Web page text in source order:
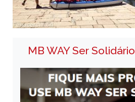
MB WAY Ser Solidário